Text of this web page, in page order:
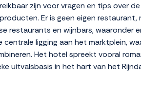
zijn voor vragen en tips over
Er is geen eigen
restaurants en wijnbars, waaronder
ligging aan het marktplein,
Het hotel spreekt vooral
uitvalsbasis in het hart van het